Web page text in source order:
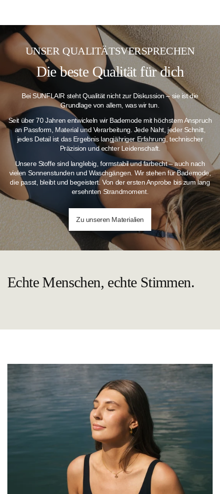
UNSER QUALITÄTSVERSPRECHEN
Die beste Qualität für dich
Bei SUNFLAIR steht Qualität nicht zur Diskussion – sie ist die
Grundlage von allem, was wir tun.
Seit über 70 Jahren entwickeln wir Bademode mit höchstem Anspruch
an Passform, Material und Verarbeitung. Jede Naht, jeder Schnitt,
jedes Detail ist das Ergebnis langjähriger Erfahrung, technischer
Präzision und echter Leidenschaft.
Unsere Stoffe sind langlebig, formstabil und farbecht – auch nach
vielen Sonnenstunden und Waschgängen. Wir stehen für Bademode,
die passt, bleibt und begeistert. Von der ersten Anprobe bis zum lang
ersehnten Strandmoment.
Zu unseren Materialien
Echte Menschen, echte Stimmen.